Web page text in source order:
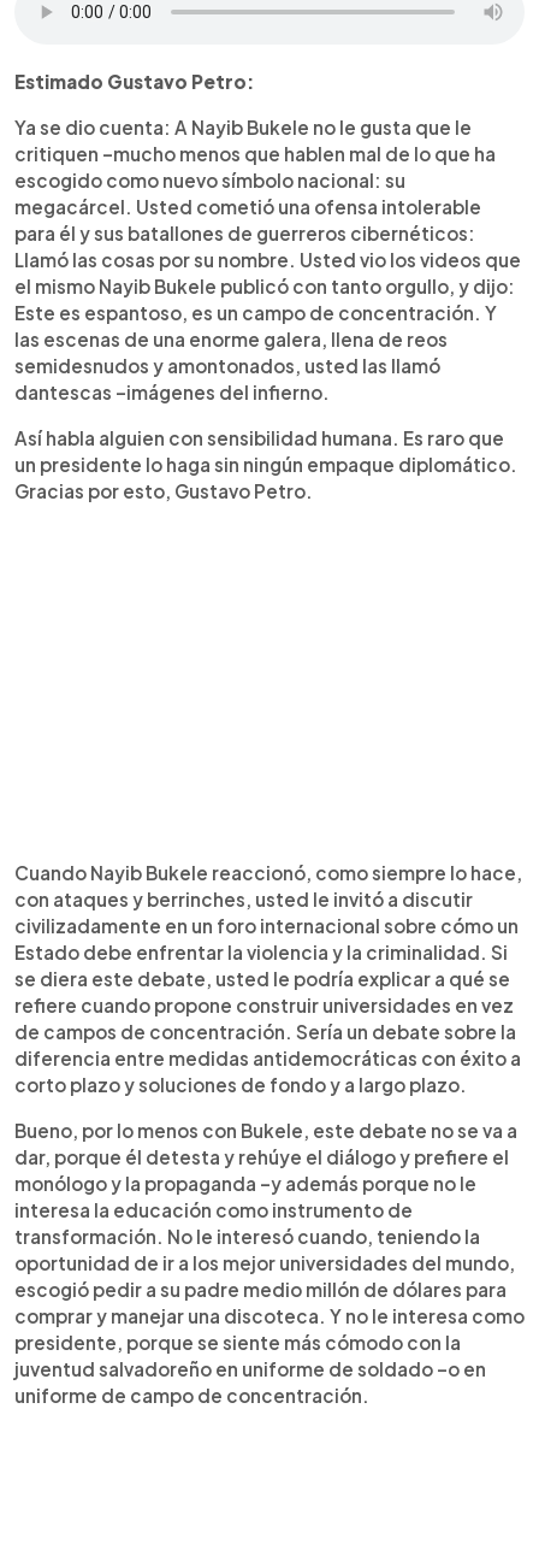
Estimado Gustavo Petro:
Ya se dio cuenta: A Nayib Bukele no le gusta que le
critiquen –mucho menos que hablen mal de lo que ha
escogido como nuevo símbolo nacional: su
megacárcel. Usted cometió una ofensa intolerable
para él y sus batallones de guerreros cibernéticos:
Llamó las cosas por su nombre. Usted vio los videos que
el mismo Nayib Bukele publicó con tanto orgullo, y dijo:
Este es espantoso, es un campo de concentración. Y
las escenas de una enorme galera, llena de reos
semidesnudos y amontonados, usted las llamó
dantescas –imágenes del infierno.
Así habla alguien con sensibilidad humana. Es raro que
un presidente lo haga sin ningún empaque diplomático.
Gracias por esto, Gustavo Petro.
Cuando Nayib Bukele reaccionó, como siempre lo hace,
con ataques y berrinches, usted le invitó a discutir
civilizadamente en un foro internacional sobre cómo un
Estado debe enfrentar la violencia y la criminalidad. Si
se diera este debate, usted le podría explicar a qué se
refiere cuando propone construir universidades en vez
de campos de concentración. Sería un debate sobre la
diferencia entre medidas antidemocráticas con éxito a
corto plazo y soluciones de fondo y a largo plazo.
Bueno, por lo menos con Bukele, este debate no se va a
dar, porque él detesta y rehúye el diálogo y prefiere el
monólogo y la propaganda –y además porque no le
interesa la educación como instrumento de
transformación. No le interesó cuando, teniendo la
oportunidad de ir a los mejor universidades del mundo,
escogió pedir a su padre medio millón de dólares para
comprar y manejar una discoteca. Y no le interesa como
presidente, porque se siente más cómodo con la
juventud salvadoreño en uniforme de soldado –o en
uniforme de campo de concentración.